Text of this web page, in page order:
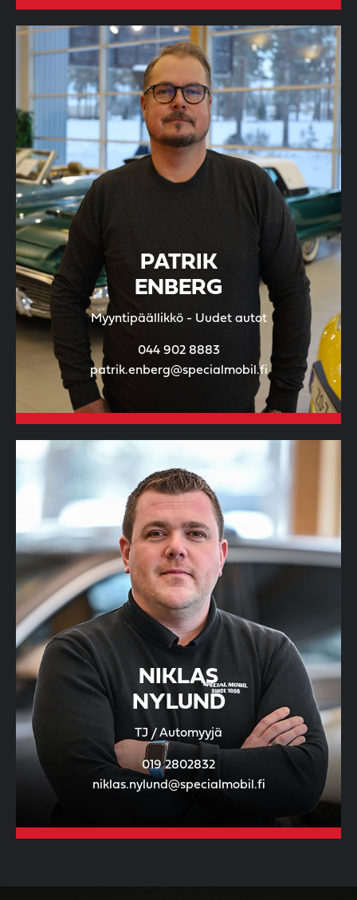
PATRIK
ENBERG
Myyntipäällikkö - Uudet autot
044 902 8883
patrik.enberg@specialmobil.fi
NIKLAS
NYLUND
TJ / Automyyjä
019 2802832
niklas.nylund@specialmobil.fi